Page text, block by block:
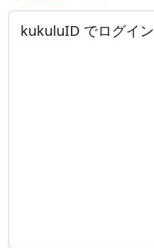
kukuluID でログイン